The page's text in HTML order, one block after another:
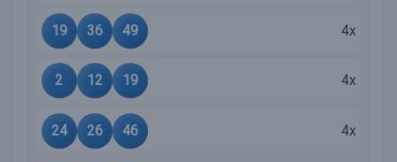
19 36 49 4x
2 12 19 4x
24 26 46 4x